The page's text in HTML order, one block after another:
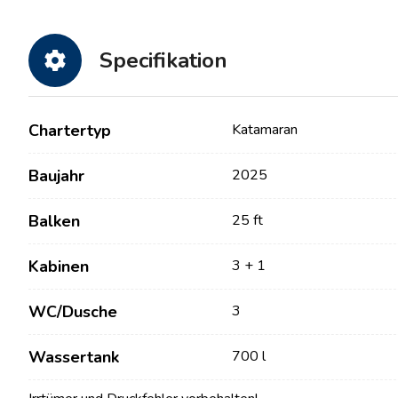
Specifikation
Chartertyp Katamaran
Baujahr 2025
Balken 25 ft
Kabinen 3 + 1
WC/Dusche 3
Wassertank 700 l
Kontakt
Über uns
Häufig gestellte Fragen
Unsere Flotte
Motorboote
Katamarane